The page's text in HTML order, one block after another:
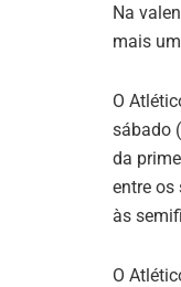
Na
mais
O
sábado
da
entre os
às
O